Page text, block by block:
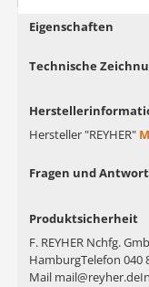
Eigenschaften
Technische
Hersteller "REYHER"
Fragen und
Produktsicherheit
F. REYHER Nchfg.
HamburgTelefon 040
Mail